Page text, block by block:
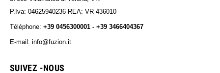
P.Iva: 04625940236 REA: VR-436010
Téléphone: +39 0456300001 - +39 3466404367
E-mail: info@fuzion.it
SUIVEZ -NOUS